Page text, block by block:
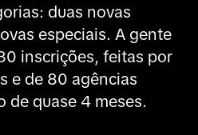
duas novas
especiais. A gente
inscrições, feitas por
e de 80 agências
de quase 4 meses.